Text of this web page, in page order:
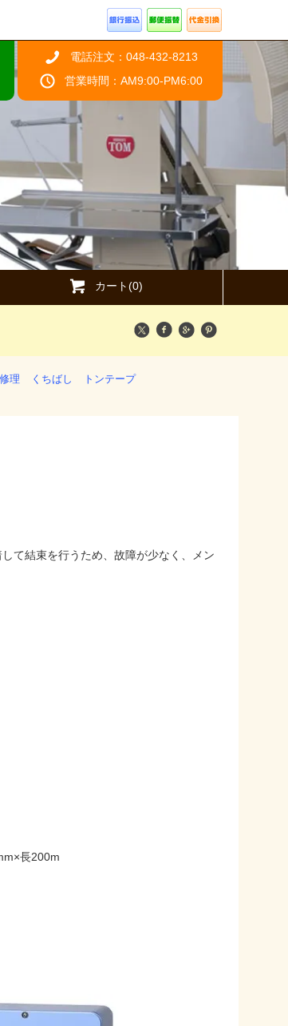
電話注文：048-432-8213
営業時間：AM9:00-PM6:00
カート(0)
修理 くちばし トンテープ
て結束を行うため、故障が少なく、メン
長200m